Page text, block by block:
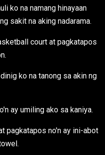
ko na namang hinayaan
sakit na aking nadarama.
court at pagkatapos
ko na tanong sa akin ng
ay umiling ako sa kaniya.
pagkatapos no'n ay ini-abot